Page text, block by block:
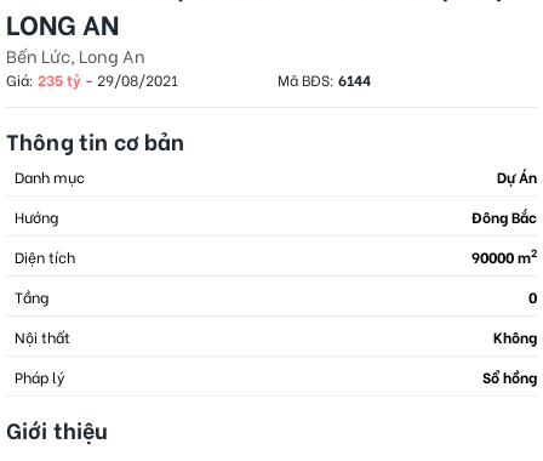
LONG AN
Bến Lức, Long An
Giá: 235 tỷ - 29/08/2021 Mã BĐS: 6144
Thông tin cơ bản
Danh mục
Dự Án
Hướng
Đông Bắc
Diện tích
90000 m2
Tầng
0
Nội thất
Không
Pháp lý
Sổ hồng
Giới thiệu